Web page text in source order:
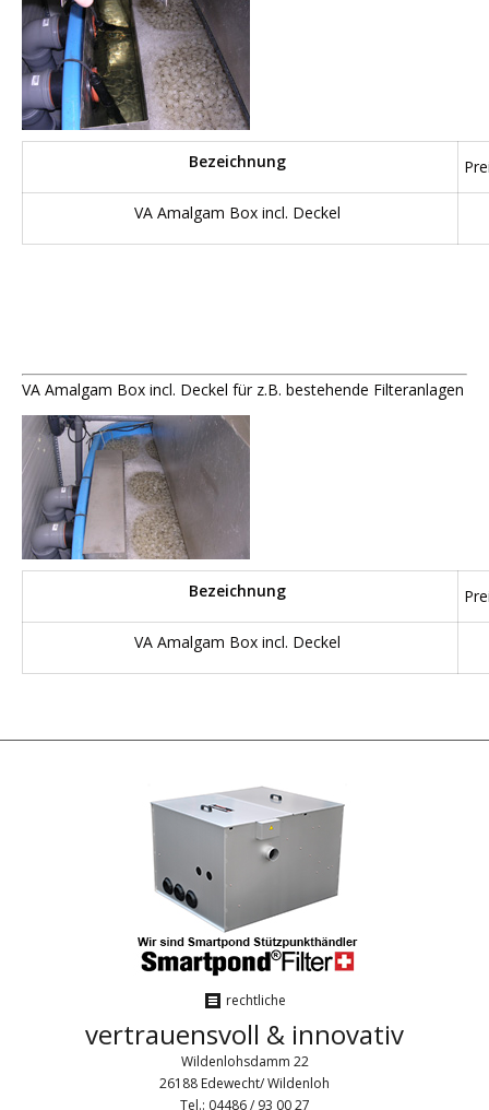
Bezeichnung
VA Amalgam Box incl. Deckel
VA Amalgam Box incl. Deckel für z.B. bestehende Filteranlagen
Bezeichnung
VA Amalgam Box incl. Deckel
rechtliche
vertrauensvoll & innovativ
Wildenlohsdamm 22
26188 Edewecht/ Wildenloh
Tel.: 04486 / 93 00 27